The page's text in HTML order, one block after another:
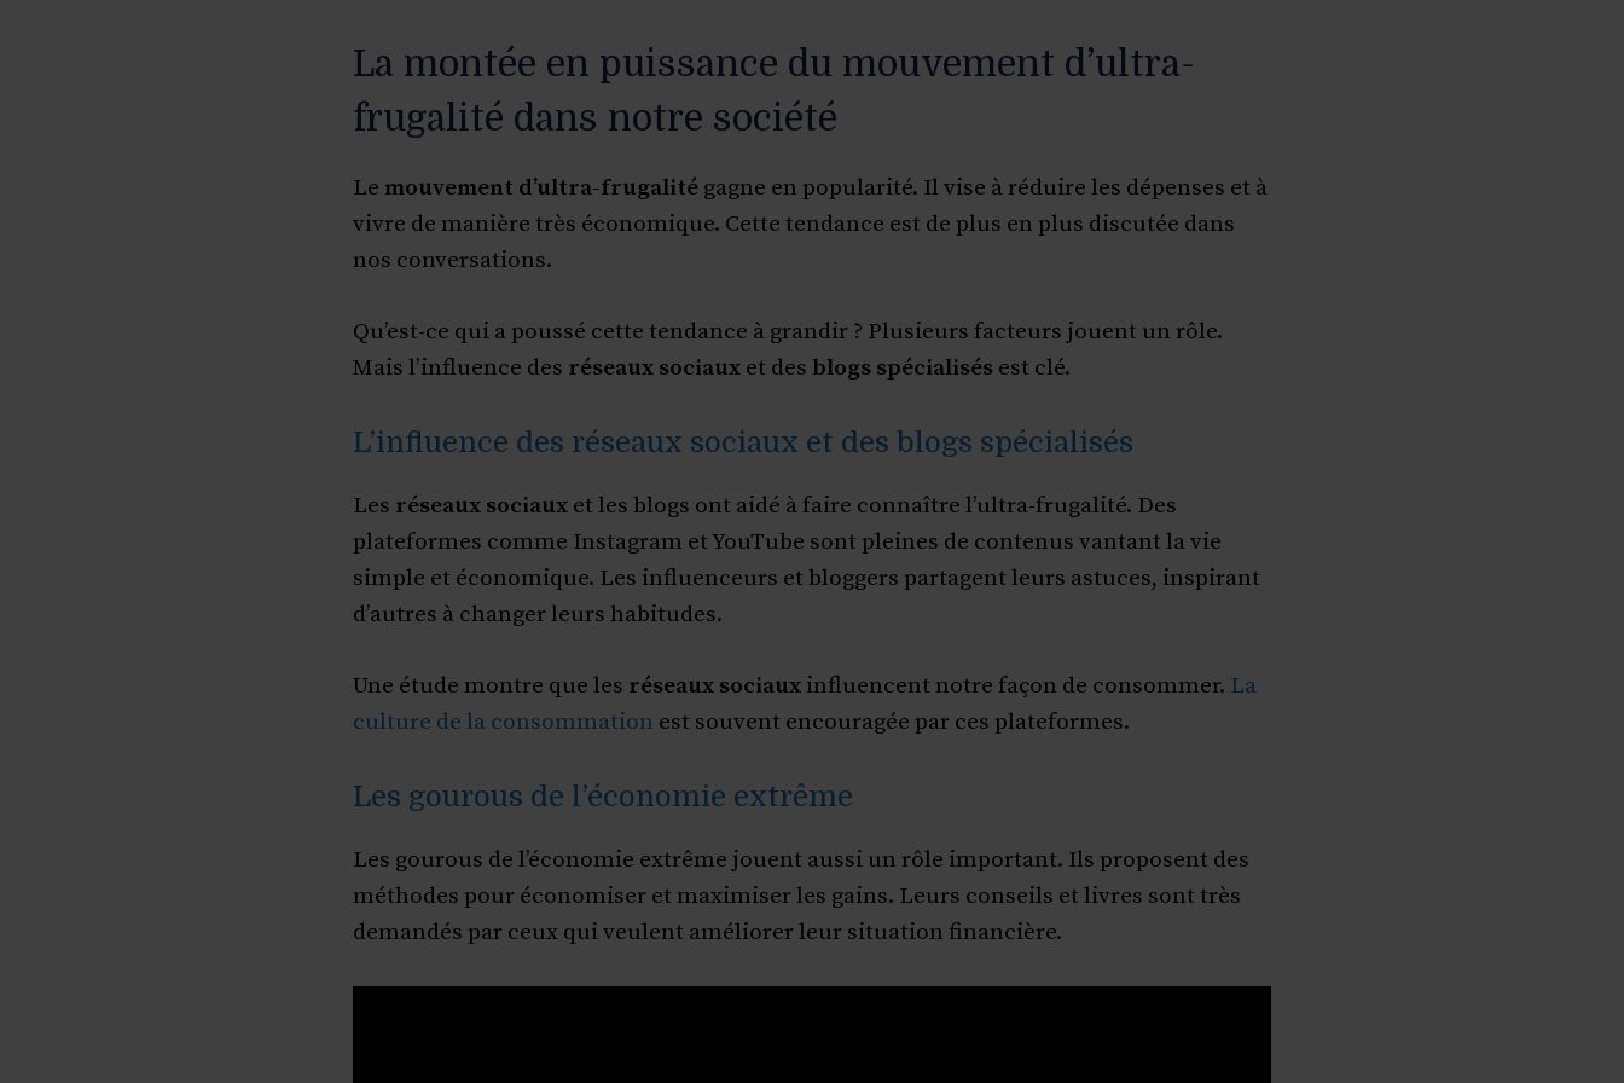
La montée en puissance du mouvement d’ultra-
frugalité dans notre société
Le mouvement d’ultra-frugalité gagne en popularité. Il vise à réduire les dépenses et à
vivre de manière très économique. Cette tendance est de plus en plus discutée dans
nos conversations.
Qu’est-ce qui a poussé cette tendance à grandir ? Plusieurs facteurs jouent un rôle.
Mais l’influence des réseaux sociaux et des blogs spécialisés est clé.
L’influence des réseaux sociaux et des blogs spécialisés
Les réseaux sociaux et les blogs ont aidé à faire connaître l’ultra-frugalité. Des
plateformes comme Instagram et YouTube sont pleines de contenus vantant la vie
simple et économique. Les influenceurs et bloggers partagent leurs astuces, inspirant
d’autres à changer leurs habitudes.
Une étude montre que les réseaux sociaux influencent notre façon de consommer. La
culture de la consommation est souvent encouragée par ces plateformes.
Les gourous de l’économie extrême
Les gourous de l’économie extrême jouent aussi un rôle important. Ils proposent des
méthodes pour économiser et maximiser les gains. Leurs conseils et livres sont très
demandés par ceux qui veulent améliorer leur situation financière.